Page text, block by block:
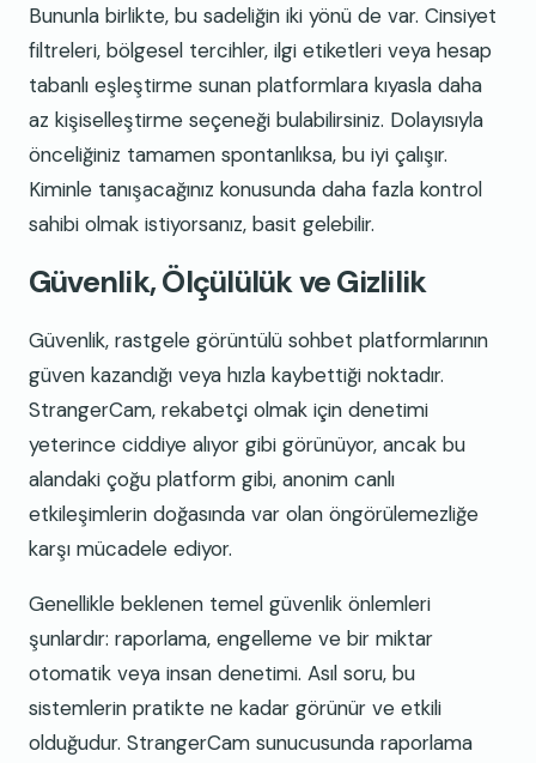
Bununla birlikte, bu sadeliğin iki yönü de var. Cinsiyet
filtreleri, bölgesel tercihler, ilgi etiketleri veya hesap
tabanlı eşleştirme sunan platformlara kıyasla daha
az kişiselleştirme seçeneği bulabilirsiniz. Dolayısıyla
önceliğiniz tamamen spontanlıksa, bu iyi çalışır.
Kiminle tanışacağınız konusunda daha fazla kontrol
sahibi olmak istiyorsanız, basit gelebilir.
Güvenlik, Ölçülülük ve Gizlilik
Güvenlik, rastgele görüntülü sohbet platformlarının
güven kazandığı veya hızla kaybettiği noktadır.
StrangerCam, rekabetçi olmak için denetimi
yeterince ciddiye alıyor gibi görünüyor, ancak bu
alandaki çoğu platform gibi, anonim canlı
etkileşimlerin doğasında var olan öngörülemezliğe
karşı mücadele ediyor.
Genellikle beklenen temel güvenlik önlemleri
şunlardır: raporlama, engelleme ve bir miktar
otomatik veya insan denetimi. Asıl soru, bu
sistemlerin pratikte ne kadar görünür ve etkili
olduğudur. StrangerCam sunucusunda raporlama